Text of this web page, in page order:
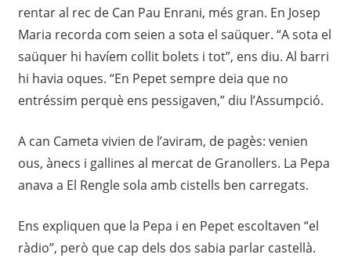
rentar al rec de Can Pau Enrani, més gran. En Josep
Maria recorda com seien a sota el saüquer. “A sota el
saüquer hi havíem collit bolets i tot”, ens diu. Al barri
hi havia oques. “En Pepet sempre deia que no
entréssim perquè ens pessigaven,” diu l’Assumpció.
A can Cameta vivien de l’aviram, de pagès: venien
ous, ànecs i gallines al mercat de Granollers. La Pepa
anava a El Rengle sola amb cistells ben carregats.
Ens expliquen que la Pepa i en Pepet escoltaven “el
ràdio”, però que cap dels dos sabia parlar castellà.